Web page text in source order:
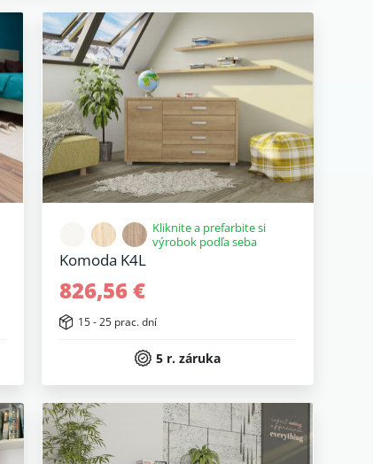
Kliknite a prefarbite si
výrobok podľa seba
Komoda K4L
826,56 €
15 - 25 prac. dní
5 r. záruka